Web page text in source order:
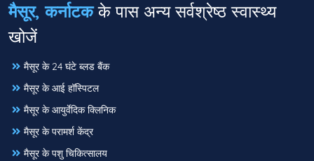
मैसूर, कर्नाटकके पास अन्य सर्वश्रेष्ठ स्वास्थ्य
खोजें
मैसूर के 24 घंटे ब्लड बैंक
मैसूर के आई हॉस्पिटल
मैसूर के आयुर्वेदिक क्लिनिक
मैसूर के परामर्श केंद्र
मैसूर के पशु चिकित्सालय